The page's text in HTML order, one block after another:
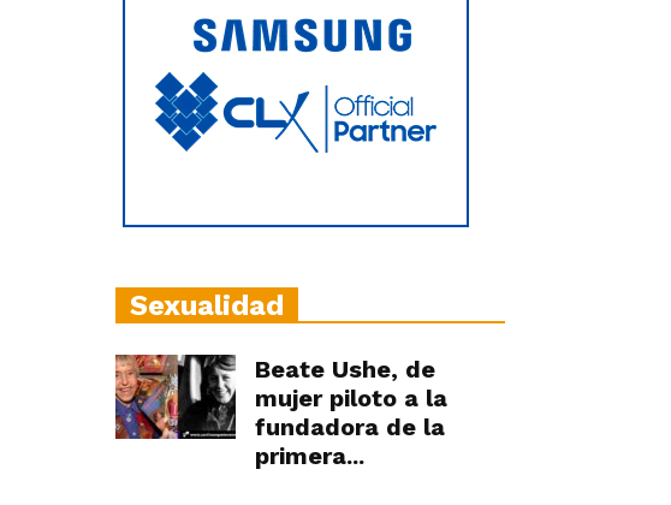
Sexualidad
Beate Ushe, de
mujer piloto a la
fundadora de la
primera...